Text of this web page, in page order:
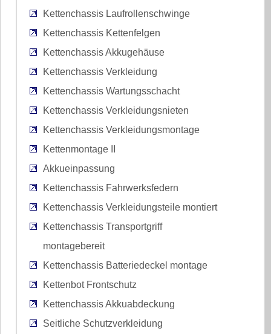
Kettenchassis Laufrollenschwinge
Kettenchassis Kettenfelgen
Kettenchassis Akkugehäuse
Kettenchassis Verkleidung
Kettenchassis Wartungsschacht
Kettenchassis Verkleidungsnieten
Kettenchassis Verkleidungsmontage
Kettenmontage II
Akkueinpassung
Kettenchassis Fahrwerksfedern
Kettenchassis Verkleidungsteile montiert
Kettenchassis Transportgriff
montagebereit
Kettenchassis Batteriedeckel montage
Kettenbot Frontschutz
Kettenchassis Akkuabdeckung
Seitliche Schutzverkleidung